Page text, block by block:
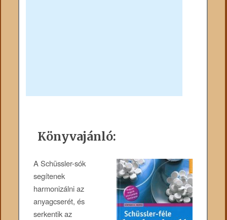
Könyvajánló:
A Schüssler-sók
segítenek
harmonizálni az
anyagcserét, és
serkentik az